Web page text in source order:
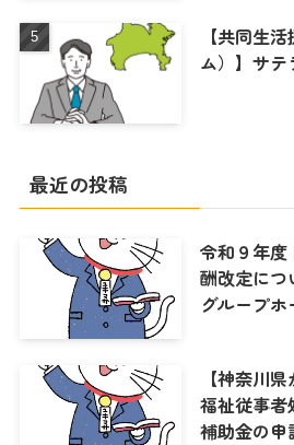
【共同生
ム）】サテ
最近の投稿
令和９年度
酬改定につ
グループホ
【神奈川
福祉従事者
補助金の申